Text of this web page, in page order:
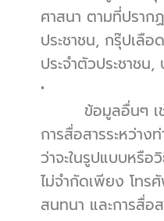
ศาสนา ตามที่ปราก
ประชาชน, กรุ๊ปเลื
ประจำตัวประชาชน
•
ข้อมูลอื่นๆ เช่น
การสื่อสารระหว่าง
ว่าจะในรูปแบบหรื
ไม่จำกัดเพียง โทร
สนทนา และการสื่อ